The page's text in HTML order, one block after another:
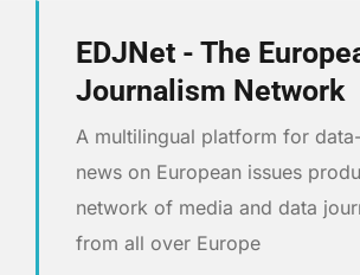
EDJNet - The
Journalism Network
A multilingual platform for
news on European issues
network of media and data
from all over Europe